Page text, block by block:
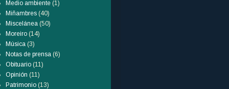
Medio ambiente (1)
Miñambres (40)
Miscelánea (50)
Moreiro (14)
Música (3)
Notas de prensa (6)
Obituario (11)
Opinión (11)
Patrimonio (13)